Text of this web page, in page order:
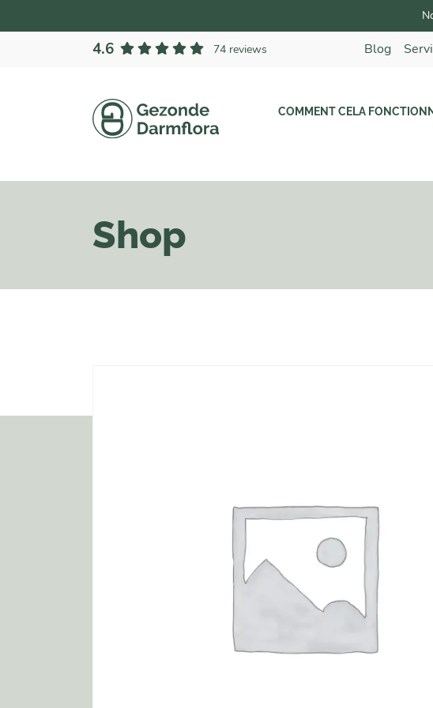
4.6 74 reviews Blog
COMMENT CELA
Shop